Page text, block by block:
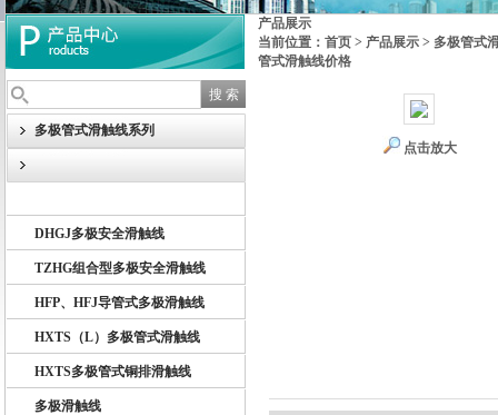
扬州市天翔电气有限公司
多极管式滑触线系列
DHG多极滑触线
DHGJ多极安全滑触线
TZHG组合型多极安全滑触线
HFP、HFJ导管式多极滑触线
HXTS（L）多极管式滑触线
HXTS多极管式铜排滑触线
多极滑触线
产品展示
当前位置： 首页 > 产品展示 > 多极管式
管式滑触线价格
点击放大